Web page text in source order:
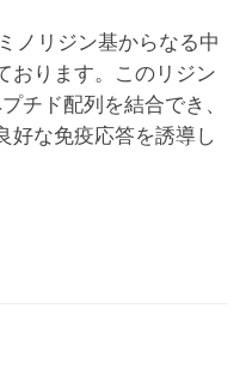
ノリジン基からなる中
おります。このリジン
チド配列を結合でき、
好な免疫応答を誘導し